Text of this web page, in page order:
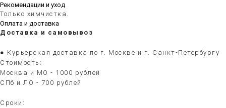
Рекомендации и уход
Только химчистка.
Оплата и доставка
Доставка и самовывоз
● Курьерская доставка по г. Москве и г. Санкт-Петербургу
Стоимость:
Москва и МО - 1000 рублей
СПб и ЛО - 700 рублей
Сроки: